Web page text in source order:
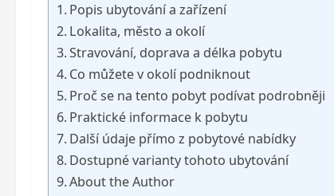
Popis ubytování a zařízení
Lokalita, město a okolí
Stravování, doprava a délka pobytu
Co můžete v okolí podniknout
Proč se na tento pobyt podívat podrobněji
Praktické informace k pobytu
Další údaje přímo z pobytové nabídky
Dostupné varianty tohoto ubytování
About the Author